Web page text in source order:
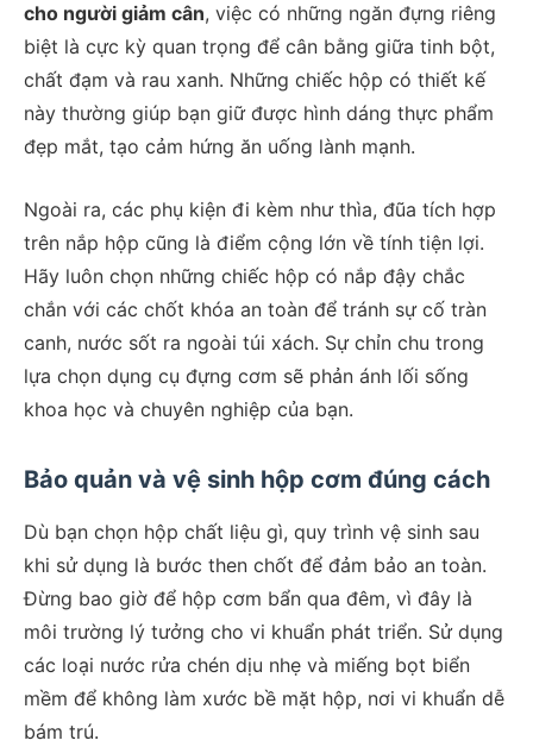
cho người giảm cân, việc có những ngăn đựng riêng
biệt là cực kỳ quan trọng để cân bằng giữa tinh bột,
chất đạm và rau xanh. Những chiếc hộp có thiết kế
này thường giúp bạn giữ được hình dáng thực phẩm
đẹp mắt, tạo cảm hứng ăn uống lành mạnh.
Ngoài ra, các phụ kiện đi kèm như thìa, đũa tích hợp
trên nắp hộp cũng là điểm cộng lớn về tính tiện lợi.
Hãy luôn chọn những chiếc hộp có nắp đậy chắc
chắn với các chốt khóa an toàn để tránh sự cố tràn
canh, nước sốt ra ngoài túi xách. Sự chỉn chu trong
lựa chọn dụng cụ đựng cơm sẽ phản ánh lối sống
khoa học và chuyên nghiệp của bạn.
Bảo quản và vệ sinh hộp cơm đúng cách
Dù bạn chọn hộp chất liệu gì, quy trình vệ sinh sau
khi sử dụng là bước then chốt để đảm bảo an toàn.
Đừng bao giờ để hộp cơm bẩn qua đêm, vì đây là
môi trường lý tưởng cho vi khuẩn phát triển. Sử dụng
các loại nước rửa chén dịu nhẹ và miếng bọt biển
mềm để không làm xước bề mặt hộp, nơi vi khuẩn dễ
bám trú.